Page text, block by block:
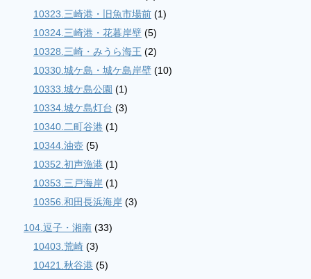
10323.三崎港・旧魚市場前 (1)
10324.三崎港・花暮岸壁 (5)
10328.三崎・みうら海王 (2)
10330.城ケ島・城ケ島岸壁 (10)
10333.城ケ島公園 (1)
10334.城ケ島灯台 (3)
10340.二町谷港 (1)
10344.油壺 (5)
10352.初声漁港 (1)
10353.三戸海岸 (1)
10356.和田長浜海岸 (3)
104.逗子・湘南 (33)
10403.荒崎 (3)
10421.秋谷港 (5)